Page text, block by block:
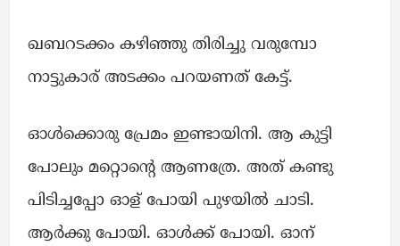
ഖബറടക്കം കഴിഞ്ഞു തിരിച്ചു വരുമ്പോ
നാട്ടുകാര് അടക്കം പറയണത് കേട്ട്.
ഓൾക്കൊരു പ്രേമം ഇണ്ടായിനി. ആ കുട്ടി
പോലും മറ്റൊന്റെ ആണത്രേ. അത് കണ്ടു
പിടിച്ചപ്പോ ഓള് പോയി പുഴയിൽ ചാടി.
ആർക്കു പോയി. ഓൾക്ക് പോയി. ഓന്